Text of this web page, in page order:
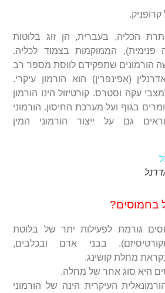
הכליה, בעברית, הן זוג בלוטות
פנימית), הממוקמות בצמוד לכליה.
הורמונים שתפקידם לווסת מספר רב
(אפינפרין) הוא הורמון עיקרי.
עקה וסטרס. קורטיזול הינו הורמון
בגוף ועל מערכת החיסון. הורמוני
גם על ייצור הורמוני המין
בחמוסים?
גורמת לפעילות יתר של בלוטת
בבני אדם ובכלבים,
מחלת קושינג.
היא סוג אחר של מחלה.
העיקרית הינה של הורמוני